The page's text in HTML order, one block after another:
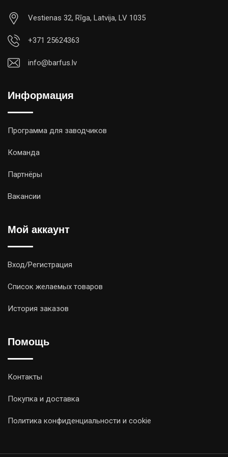
Vestienas 32, Rīga, Latvija, LV 1035
+371 25624363
info@barfus.lv
Информация
Программа для заводчиков
Команда
Партнёры
Вакансии
Мой аккаунт
Вход/Регистрация
Список желаемых товаров
История заказов
Помощь
Контакты
Покупка и доставка
Политика конфиденциальности и cookie